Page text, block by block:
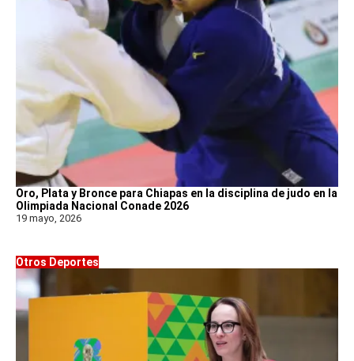
Oro, Plata y Bronce para Chiapas en la disciplina de judo en la
Olimpiada Nacional Conade 2026
19 mayo, 2026
Otros Deportes